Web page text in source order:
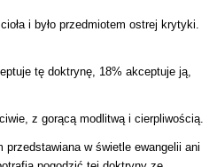
i było przedmiotem ostrej krytyki.
tę doktrynę, 18% akceptuje ją,
z gorącą modlitwą i cierpliwością.
w świetle ewangelii ani